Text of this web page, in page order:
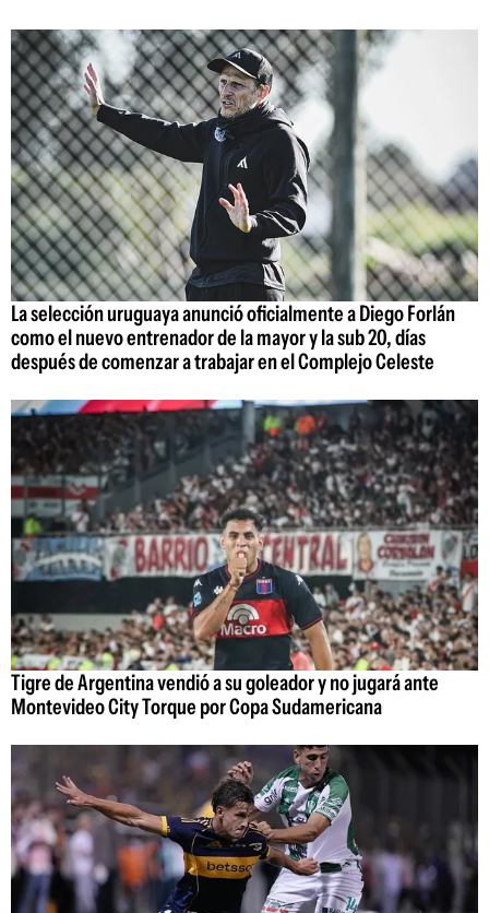
La selección uruguaya anunció oficialmente a Diego Forlán
como el nuevo entrenador de la mayor y la sub 20, días
después de comenzar a trabajar en el Complejo Celeste
Tigre de Argentina vendió a su goleador y no jugará ante
Montevideo City Torque por Copa Sudamericana